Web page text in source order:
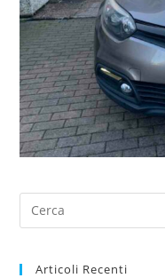
Articoli Recenti